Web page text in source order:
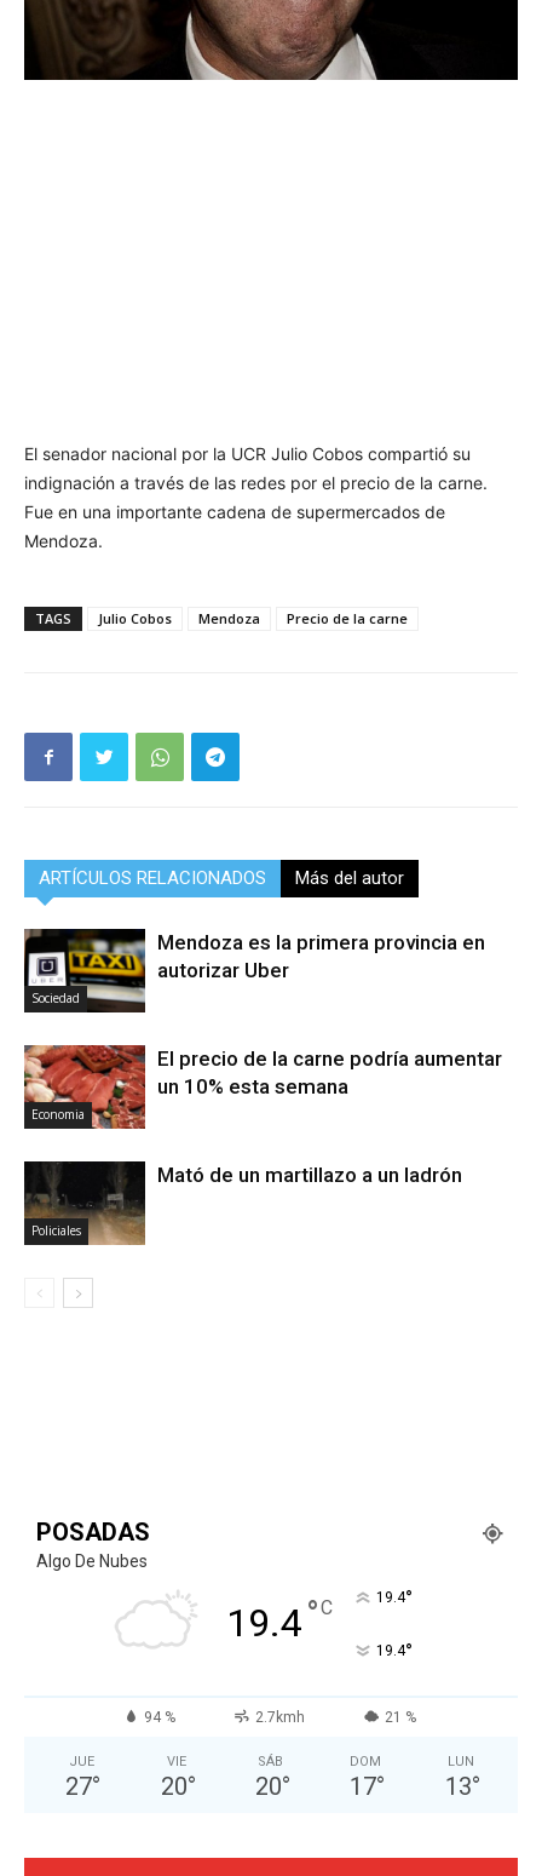
El senador nacional por la UCR Julio Cobos compartió su
indignación a través de las redes por el precio de la carne.
Fue en una importante cadena de supermercados de
Mendoza.
TAGS Julio Cobos Mendoza Precio de la carne
ARTÍCULOS RELACIONADOS Más del autor
Sociedad
Mendoza es la primera provincia en
autorizar Uber
Economia
El precio de la carne podría aumentar
un 10% esta semana
Policiales
Mató de un martillazo a un ladrón
POSADAS
Algo De Nubes
19.4°C 19.4°
19.4°
94 % 2.7kmh 21 %
JUE
27°
VIE
20°
SÁB
20°
DOM
17°
LUN
13°